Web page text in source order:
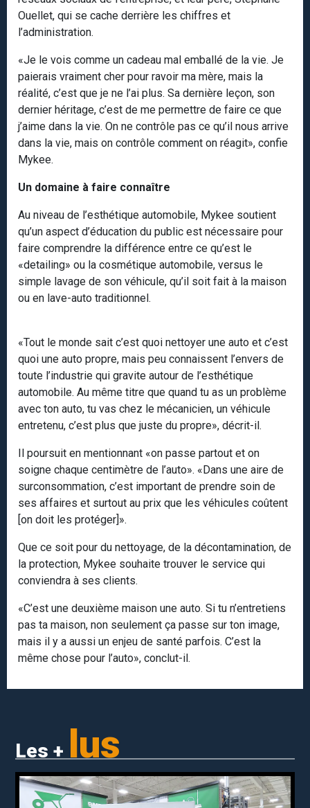
Ouellet, qui se cache derrière les chiffres et
l’administration.
«Je le vois comme un cadeau mal emballé de la vie. Je
paierais vraiment cher pour ravoir ma mère, mais la
réalité, c’est que je ne l’ai plus. Sa dernière leçon, son
dernier héritage, c’est de me permettre de faire ce que
j’aime dans la vie. On ne contrôle pas ce qu’il nous arrive
dans la vie, mais on contrôle comment on réagit», confie
Mykee.
Un domaine à faire connaître
Au niveau de l’esthétique automobile, Mykee soutient
qu’un aspect d’éducation du public est nécessaire pour
faire comprendre la différence entre ce qu’est le
«detailing» ou la cosmétique automobile, versus le
simple lavage de son véhicule, qu’il soit fait à la maison
ou en lave-auto traditionnel.
«Tout le monde sait c’est quoi nettoyer une auto et c’est
quoi une auto propre, mais peu connaissent l’envers de
toute l’industrie qui gravite autour de l’esthétique
automobile. Au même titre que quand tu as un problème
avec ton auto, tu vas chez le mécanicien, un véhicule
entretenu, c’est plus que juste du propre», décrit-il.
Il poursuit en mentionnant «on passe partout et on
soigne chaque centimètre de l’auto». «Dans une aire de
surconsommation, c’est important de prendre soin de
ses affaires et surtout au prix que les véhicules coûtent
[on doit les protéger]».
Que ce soit pour du nettoyage, de la décontamination, de
la protection, Mykee souhaite trouver le service qui
conviendra à ses clients.
«C’est une deuxième maison une auto. Si tu n’entretiens
pas ta maison, non seulement ça passe sur ton image,
mais il y a aussi un enjeu de santé parfois. C’est la
même chose pour l’auto», conclut-il.
Les + lus